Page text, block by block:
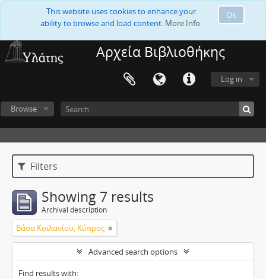
Ok
This website uses cookies to enhance your
ability to browse and load content. More Info.
Αρχεία Βιβλιοθήκης
Log in
Browse
Filters
Showing 7 results
Archival description
Βάσα Κοιλανίου, Κύπρος
Advanced search options
Find results with: